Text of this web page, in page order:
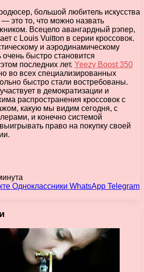
большой любитель искусства
это то, что можно назвать
Всецело авангардный рэпер,
с Louis Vuitton в серии кроссовок.
и аэродинамическому
очень быстро становится
последних лет. Yeezy Boost 350
во всех специализированных
быстро стали востребованы.
в демократизации и
распространения кроссовок с
какую мы видим сегодня, с
и конечно системой
право на покупку своей
Одноклассники WhatsApp Telegram